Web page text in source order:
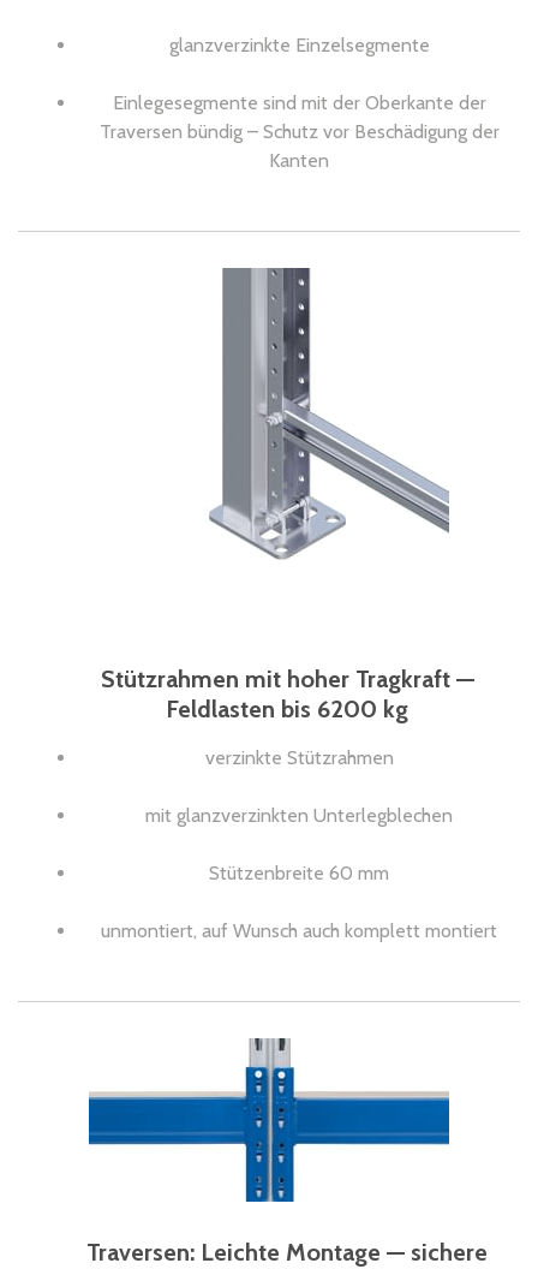
glanzverzinkte Einzelsegmente
Einlegesegmente sind mit der Oberkante der
Traversen bündig – Schutz vor Beschädigung der
Kanten
Stützrahmen mit hoher Tragkraft —
Feldlasten bis 6200 kg
verzinkte Stützrahmen
mit glanzverzinkten Unterlegblechen
Stützenbreite 60 mm
unmontiert, auf Wunsch auch komplett montiert
Traversen: Leichte Montage — sichere